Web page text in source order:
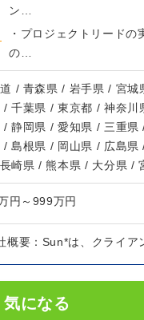
ン…
・プロジェクトリード
の…
/ 青森県 / 岩手県 / 宮
/ 千葉県 / 東京都 / 神奈
/ 静岡県 / 愛知県 / 三重
/ 島根県 / 岡山県 / 広島
崎県 / 熊本県 / 大分県 /
円～999万円
概要：Sun*は、クライア
気になる